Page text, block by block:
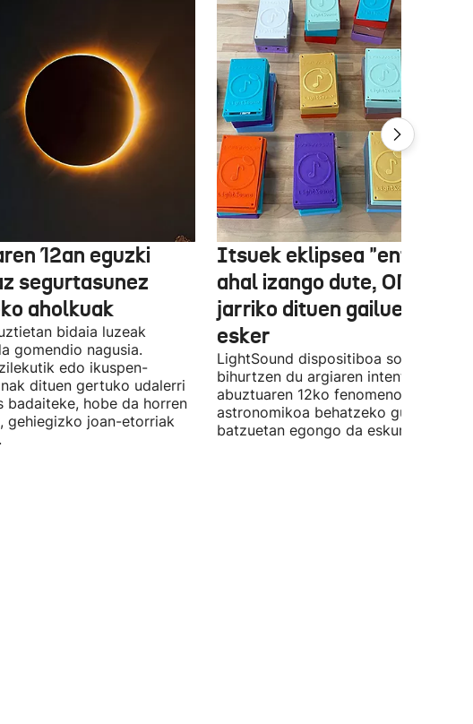
12an eguzki
segurtasunez
aholkuak
bidaia luzeak
gomendio nagusia.
edo ikuspen-
dituen gertuko udalerri
badaiteke, hobe da horren
gehiegizko joan-etorriak
Itsuek eklipsea "entzun"
ahal izango dute, ONCEk
jarriko dituen gailue
esker
LightSound dispositiboa soinu
bihurtzen du argiaren intentsitatea,
abuztuaren 12ko fenomeno
astronomikoa behatzeko gune
batzuetan egongo da eskuragarri.